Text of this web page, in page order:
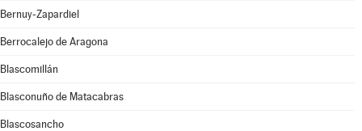
Bernuy-Zapardiel
Berrocalejo de Aragona
Blascomillán
Blasconuño de Matacabras
Blascosancho